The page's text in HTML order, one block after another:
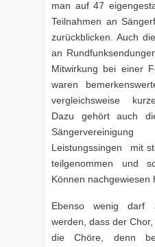
man auf 47
Teilnahmen an
zurückblicken. Auch
an
Mitwirkung bei einer
waren
vergleichsweise
Dazu gehört auch
Leistungssingen mit
teilgenommen und
Können nachgewiesen
Ebenso wenig darf
werden, dass der
die Chöre, denn